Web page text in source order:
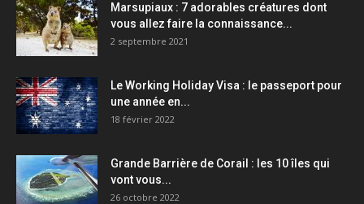
Marsupiaux : 7 adorables créatures dont
vous allez faire la connaissance...
2 septembre 2021
Le Working Holiday Visa : le passeport pour
une année en...
18 février 2022
Grande Barrière de Corail : les 10 îles qui
vont vous...
26 octobre 2022